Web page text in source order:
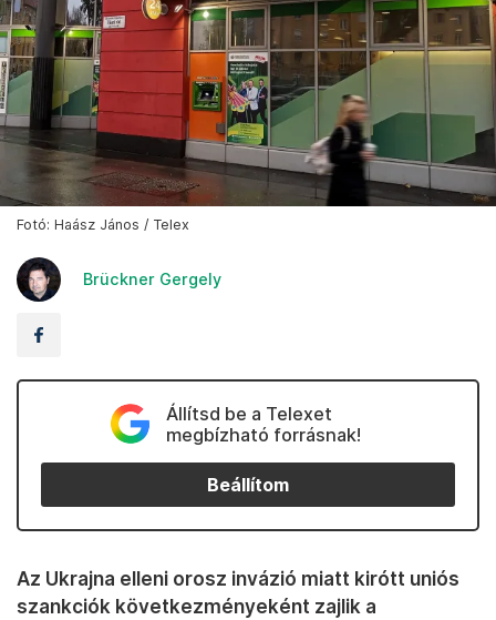
Fotó: Haász János / Telex
Brückner Gergely
Állítsd be a Telexet
megbízható forrásnak!
Beállítom
Az Ukrajna elleni orosz invázió miatt kirótt uniós
szankciók következményeként zajlik a